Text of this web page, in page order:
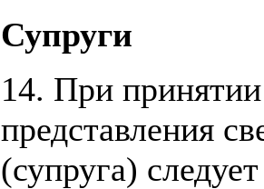
Супруги
14. При
представления
(супруга)